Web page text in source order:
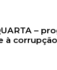
–
à corrupção